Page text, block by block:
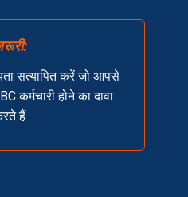
सत्यापित करें जो आपसे
कर्मचारी होने का दावा
हैं